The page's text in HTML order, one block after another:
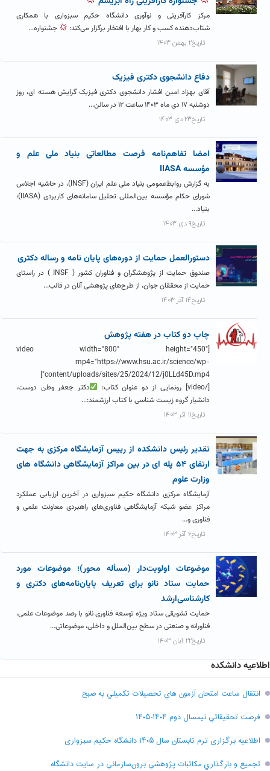
مرکز کارآفرینی و نوآوری دانشگاه حکیم سبزواری با همکاری
شتاب‌دهنده کسب و کار بهار با افتخار برگزار می‌کند:
جشنواره...
تاریخ۲ بهمن ۱۴۰۳
دفاع دانشجوی دکتری فیزیک
آقای بهزاد امین افشار دانشجوی دکتری فیزیک گرایش هسته ای، روز
دوشنبه ۱۷ دی ماه ۱۴۰۳ ساعت ۱۲ در سالن...
تاریخ۲۳ دی ۱۴۰۳
امضا تفاهم‌نامه فرصت مطالعاتی بنیاد ملی علم و
مؤسسه IIASA
به گزارش روابط‌عمومی بنیاد ملی علم ایران (INSF)، در حاشیه اجلاس
شورای حکام مؤسسه بین‌المللی تحلیل سامانه‌های کاربردی (IIASA)؛
بنیاد...
تاریخ۹ دی ۱۴۰۳
دستورالعمل حمایت از دوره‌های پایان نامه و رساله دکتری
صندوق حمایت از پژوهشگران و فناوران کشور ( INSF ) در راستای
حمایت از محققان جوان، از طرح‌های پژوهشی آنان در قالب...
تاریخ۱۴ آذر ۱۴۰۳
چاپ دو کتاب در هفته پژوهش
[video width="800" height="450"
mp4="https://www.hsu.ac.ir/science/wp-
content/uploads/sites/25/2024/12/j0LLd45D.mp4"]
[/video] رونمایی از دو عنوان کتاب:
دکتر جعفر وطن دوست،
دانشیار گروه زیست شناسی با کتاب ارزشمند:...
تاریخ۱۱ آذر ۱۴۰۳
تقدیر رئیس دانشکده از رییس آزمایشگاه مرکزی به جهت
ارتقای ۵۴ پله ای در بین مراکز آزمایشگاهی دانشگاه های
وزارت علوم
آزمایشگاه مرکزی دانشگاه حکیم سبزواری در آخرین ارزیابی عملکرد
مراکز عضو شبکه آزمایشگاهی فناوری‌های راهبردی معاونت علمی و
فناوری و...
تاریخ۶ آذر ۱۴۰۳
موضوعات اولویت‌دار (مسأله محور)؛ موضوعات مورد
حمایت ستاد نانو برای تعریف پایان‌نامه‌های دکتری و
کارشناسی‌ارشد
حمایت تشویقی ستاد ویژه توسعه فناوری نانو با رصد موضوعات علمی،
فناورانه و صنعتی در سطح بین‌الملل و داخلی، موضوعاتی...
تاریخ۲۲ آبان ۱۴۰۳
اطلاعیه دانشکده
انتقال ساعت امتحان آزمون هاي تحصيلات تکميلي به صبح
فرصت تحقيقاتي نیمسال دوم ۱۴۰۴-۱۴۰۵
اطلاعیه برگزاری ترم تابستان سال ۱۴۰۵ دانشگاه حکیم سبزواری
تجميع و بارگذاري مکاتبات پژوهشي برون‌سازماني در سايت دانشگاه